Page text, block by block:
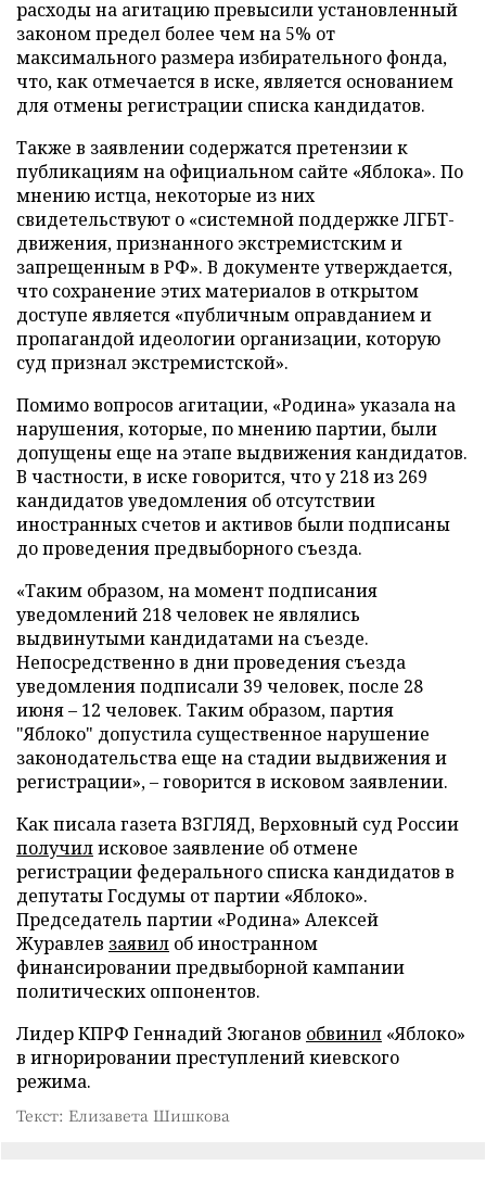
расходы на агитацию превысили установленный
законом предел более чем на 5% от
максимального размера избирательного фонда,
что, как отмечается в иске, является основанием
для отмены регистрации списка кандидатов.
Также в заявлении содержатся претензии к
публикациям на официальном сайте «Яблока». По
мнению истца, некоторые из них
свидетельствуют о «системной поддержке ЛГБТ-
движения, признанного экстремистским и
запрещенным в РФ». В документе утверждается,
что сохранение этих материалов в открытом
доступе является «публичным оправданием и
пропагандой идеологии организации, которую
суд признал экстремистской».
Помимо вопросов агитации, «Родина» указала на
нарушения, которые, по мнению партии, были
допущены еще на этапе выдвижения кандидатов.
В частности, в иске говорится, что у 218 из 269
кандидатов уведомления об отсутствии
иностранных счетов и активов были подписаны
до проведения предвыборного съезда.
«Таким образом, на момент подписания
уведомлений 218 человек не являлись
выдвинутыми кандидатами на съезде.
Непосредственно в дни проведения съезда
уведомления подписали 39 человек, после 28
июня – 12 человек. Таким образом, партия
"Яблоко" допустила существенное нарушение
законодательства еще на стадии выдвижения и
регистрации», – говорится в исковом заявлении.
Как писала газета ВЗГЛЯД, Верховный суд России
получилисковое заявление об отмене
регистрации федерального списка кандидатов в
депутаты Госдумы от партии «Яблоко».
Председатель партии «Родина» Алексей
Журавлев заявил об иностранном
финансировании предвыборной кампании
политических оппонентов.
Лидер КПРФ Геннадий Зюганов обвинил «Яблоко»
в игнорировании преступлений киевского
режима.
Текст: Елизавета Шишкова